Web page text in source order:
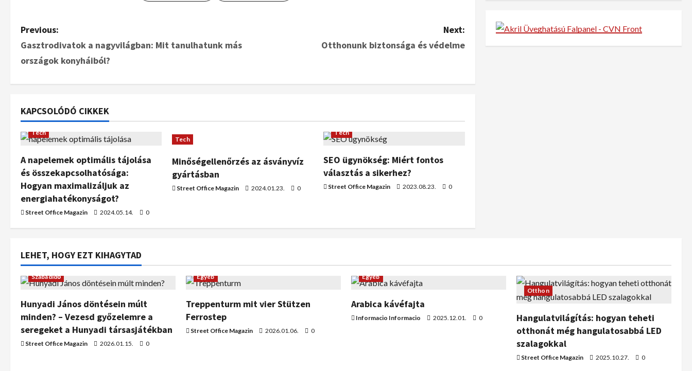
Previous:
Gasztrodivatok a nagyvilágban: Mit tanulhatunk más
országok konyháiból?
Next:
Otthonunk biztonsága és védelme
KAPCSOLÓDÓ CIKKEK
Tech
A napelemek optimális tájolása
és összekapcsolhatósága:
Hogyan maximalizáljuk az
energiahatékonyságot?
Street Office Magazin 2024.05.14. 0
Tech
Minőségellenőrzés az ásványvíz
gyártásban
Street Office Magazin 2024.01.23. 0
Tech
SEO ügynökség: Miért fontos
választás a sikerhez?
Street Office Magazin 2023.08.23. 0
LEHET, HOGY EZT KIHAGYTAD
Szabadidő
Hunyadi János döntésein múlt
minden? – Vezesd győzelemre a
seregeket a Hunyadi társasjátékban
Street Office Magazin 2026.01.15. 0
Egyéb
Treppenturm mit vier Stützen
Ferrostep
Street Office Magazin 2026.01.06. 0
Egyéb
Arabica kávéfajta
Informacio Informacio 2025.12.01. 0
Otthon
Hangulatvilágítás: hogyan teheti
otthonát még hangulatosabbá LED
szalagokkal
Street Office Magazin 2025.10.27. 0